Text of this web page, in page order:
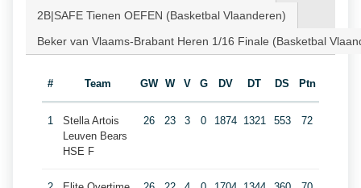
2B|SAFE Tienen OEFEN (Basketbal Vlaanderen)
Beker van Vlaams-Brabant Heren 1/16 Finale (Basketbal
# Team GW W V G DV DT DS Ptn
1
Stella Artois
Leuven Bears
HSE F
26 23 3 0 1874 1321 553 72